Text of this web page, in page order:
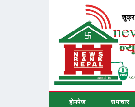
होमपेज समाचार